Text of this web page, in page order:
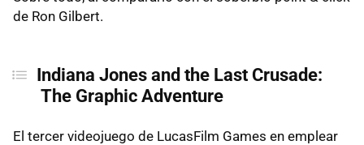
de Ron Gilbert.
Indiana Jones and the Last Crusade:
The Graphic Adventure
El tercer videojuego de LucasFilm Games en emplear